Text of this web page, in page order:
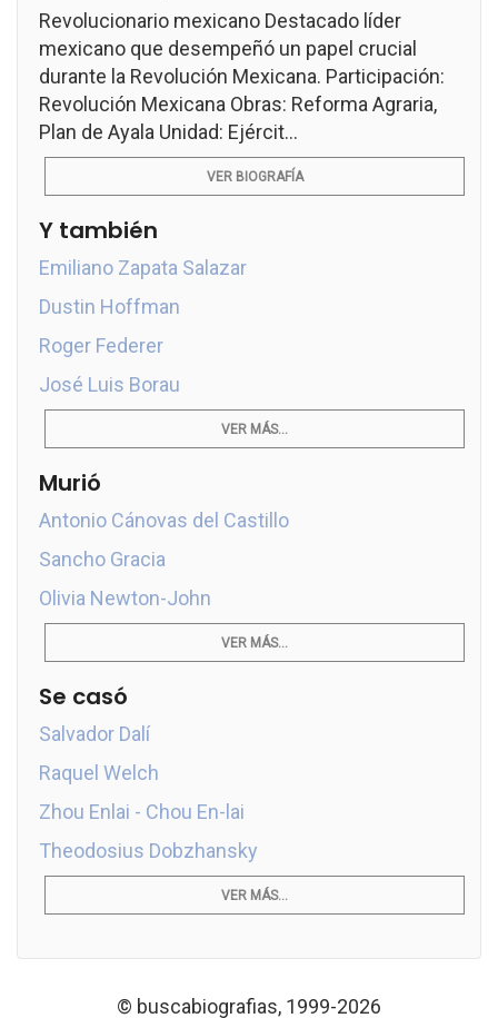
Revolucionario mexicano Destacado líder
mexicano que desempeñó un papel crucial
durante la Revolución Mexicana. Participación:
Revolución Mexicana Obras: Reforma Agraria,
Plan de Ayala Unidad: Ejércit...
VER BIOGRAFÍA
Y también
Emiliano Zapata Salazar
Dustin Hoffman
Roger Federer
José Luis Borau
VER MÁS...
Murió
Antonio Cánovas del Castillo
Sancho Gracia
Olivia Newton-John
VER MÁS...
Se casó
Salvador Dalí
Raquel Welch
Zhou Enlai - Chou En-lai
Theodosius Dobzhansky
VER MÁS...
© buscabiografias, 1999-2026